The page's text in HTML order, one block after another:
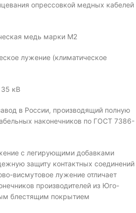
опрессовкой медных кабелей
медь марки М2
лужение (климатическое
35 кВ
в России, производящий полную
наконечников по ГОСТ 7386-
с легирующими добавками
защиту контактных соединений
висмутовое лужение отличает
производителей из Юго-
блестящим покрытием